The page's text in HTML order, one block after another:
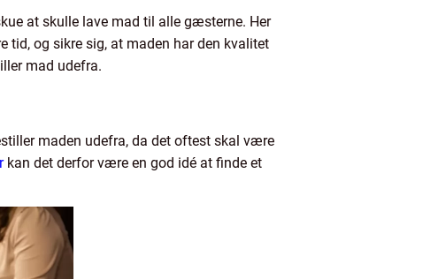
at skulle lave mad til alle gæsterne. Her
tid, og sikre sig, at maden har den kvalitet
mad udefra.
maden udefra, da det oftest skal være
kan det derfor være en god idé at finde et